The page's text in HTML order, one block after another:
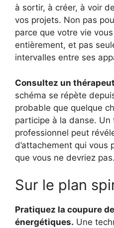
à sortir, à créer, à voir
vos projets. Non pas
parce que votre vie
entièrement, et pas
intervalles entre ses
Consultez un
schéma se répète
probable que quelque
participe à la danse. Un
professionnel peut
d’attachement qui vous
que vous ne devriez pas.
Sur le plan
Pratiquez la coupure
énergétiques. Une